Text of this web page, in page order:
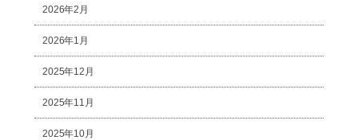
2026年2月
2026年1月
2025年12月
2025年11月
2025年10月